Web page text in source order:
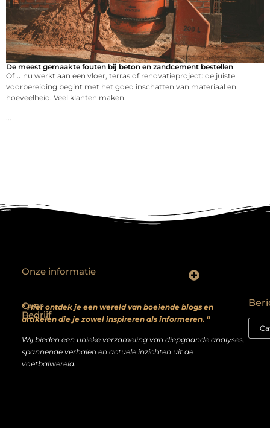
De meest gemaakte fouten bij beton en zandcement bestellen
Of u nu werkt aan een vloer, terras of renovatieproject: de juiste
voorbereiding begint met het goed inschatten van materiaal en
hoeveelheid. Veel klanten maken
Over
Bedrijf
” Hier ontdek je een wereld van boeiende blogs en
artikelen die je zowel inspireren als informeren. “
Wij bieden een unieke verzameling van diepgaande analyses,
spannende verhalen en actuele inzichten uit de
voetbalwereld.
Onze informatie